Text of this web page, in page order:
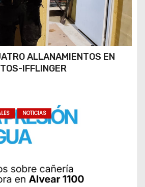
ALLANAMIENTOS EN
IFFLINGER
NOTICIAS